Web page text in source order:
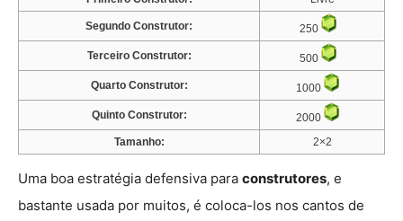
Segundo Construtor: 250
Terceiro Construtor: 500
Quarto Construtor: 1000
Quinto Construtor:
2000
Tamanho:
2×2
Uma boa estratégia defensiva para construtores, e
bastante usada por muitos, é coloca-los nos cantos de